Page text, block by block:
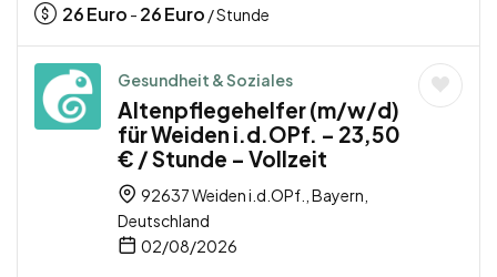
26Euro - 26Euro / Stunde
Gesundheit & Soziales
Altenpflegehelfer (m/w/d)
für Weiden i.d.OPf. – 23,50
€ / Stunde – Vollzeit
92637 Weiden i.d.OPf., Bayern,
Deutschland
02/08/2026